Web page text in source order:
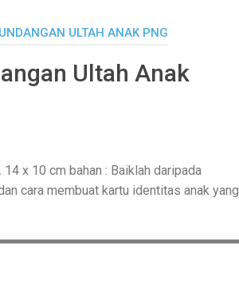
ULTAH ANAK PNG
Ultah Anak
. 14 x 10 cm bahan : Baiklah daripada
cara membuat kartu identitas anak yang